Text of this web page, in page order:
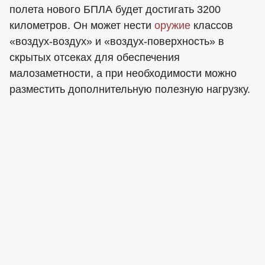
полета нового БПЛА будет достигать 3200
километров. Он может нести оружие классов
«воздух-воздух» и «воздух-поверхность» в
скрытых отсеках для обеспечения
малозаметности, а при необходимости можно
разместить дополнительную полезную нагрузку.